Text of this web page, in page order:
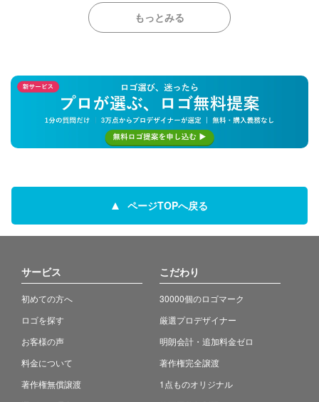
もっとみる
ページTOPへ戻る
サービス
初めての方へ
ロゴを探す
お客様の声
料金について
著作権無償譲渡
こだわり
30000個のロゴマーク
厳選プロデザイナー
明朗会計・追加料金ゼロ
著作権完全譲渡
1点ものオリジナル